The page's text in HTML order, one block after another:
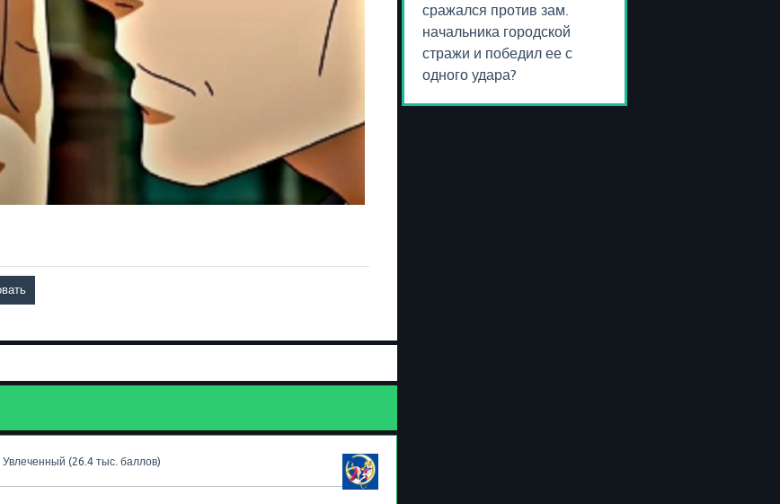
Увлеченный (26.4 тыс.баллов)
сражался против зам.
начальника городской
стражи и победил ее с
одного удара?